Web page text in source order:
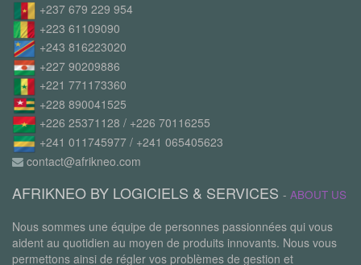
+237 679 229 954
+223 61109090
+243 816223020
+227 90209886
+221 771173360
+228 890041525
+226 25371128 / +226 70116255
+241 011745977 / +241 065405623
contact@afrikneo.com
AFRIKNEO BY LOGICIELS & SERVICES - ABOUT US
Nous sommes une équipe de personnes passionnées qui vous
aident au quotidien au moyen de produits innovants. Nous vous
permettons ainsi de régler vos problèmes de gestion et